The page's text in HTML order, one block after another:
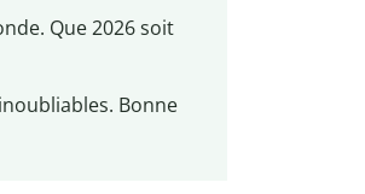
Que 2026 soit
Bonne